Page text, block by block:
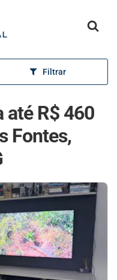
Filtrar
até R$ 460
Fontes,